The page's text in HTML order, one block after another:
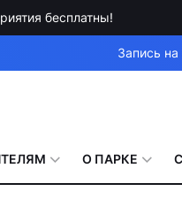
бесплатны!
Запись
О ПАРКЕ